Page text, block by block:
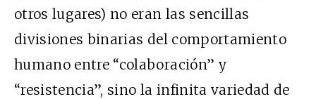
otros lugares) no eran las sencillas
divisiones binarias del comportamiento
humano entre “colaboración” y
“resistencia”, sino la infinita variedad de